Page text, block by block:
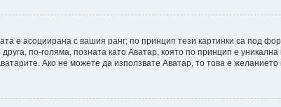
е асоциирана с вашия ранг; по принцип тези картинки са под
по-голяма, позната като Аватар, която по принцип е
Ако не можете да използвате Аватар, то това е